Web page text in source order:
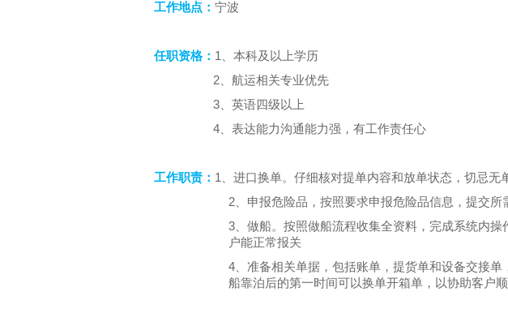
工作地点：宁波
任职资格： 1 、本科及以上学历
2、航运相关专业优先
3、英语四级以上
4、表达能力沟通能力强，有工作责任心
工作职责： 1 、进口换单。仔细核对提单内容和放单状态，切忌无
2、申报危险品，按照要求申报危险品信息，提交所
3、做船。按照做船流程收集全资料，完成系统内
户能正常报关
4、准备相关单据，包括账单，提货单和设备交接
船靠泊后的第一时间可以换单开箱单，以协助客户